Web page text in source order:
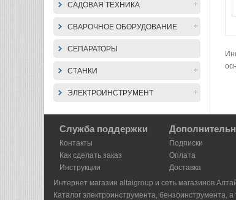
САДОВАЯ ТЕХНИКА
СВАРОЧНОЕ ОБОРУДОВАНИЕ
СЕПАРАТОРЫ
СТАНКИ
ЭЛЕКТРОИНСТРУМЕНТ
Служба поддержки
Контакты
Как сделать заказ
Инструкции
Подписки
Оплата
Доставка
Интернет магазин altaigroup и сеть магазинов
Каталог электроинструмента,